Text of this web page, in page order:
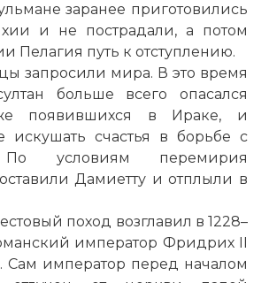
заранее приготовились
и не пострадали, а потом
Пелагия путь к отступлению.
запросили мира. В это время
больше всего опасался
появившихся в Ираке, и
искушать счастья в борьбе с
условиям перемирия
Дамиетту и отплыли в
поход возглавил в 1228–
император Фридрих II
Сам император перед началом